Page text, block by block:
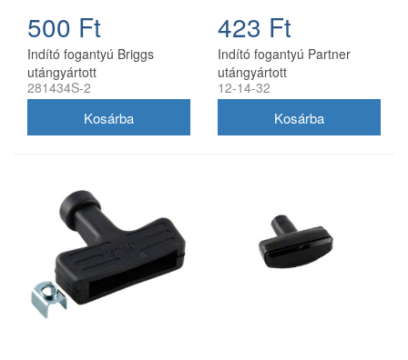
500 Ft
Indító fogantyú Briggs
utángyártott
281434S-2
423 Ft
Indító fogantyú Partner
utángyártott
12-14-32